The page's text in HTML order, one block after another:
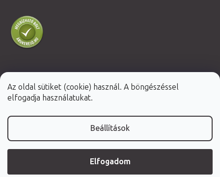
Az oldal sütiket (cookie) használ. A böngészéssel
elfogadja használatukat.
Beállítások
Elfogadom
Shoptet Premium készítette